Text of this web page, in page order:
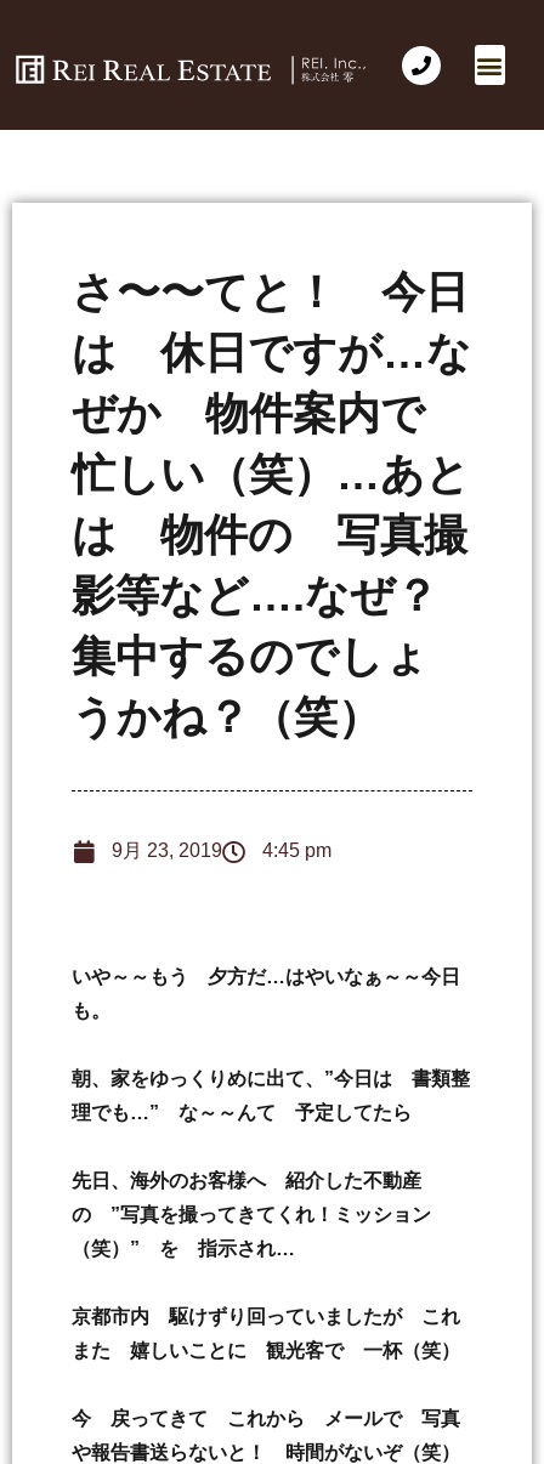
さ〜〜てと！ 今日
は 休日ですが…な
ぜか 物件案内で
忙しい（笑）…あと
は 物件の 写真撮
影等など….なぜ？
集中するのでしょ
うかね？（笑）
9月 23, 2019 4:45 pm
いや～～もう 夕方だ…はやいなぁ～～今日
も。
朝、家をゆっくりめに出て、”今日は 書類整
理でも…” な～～んて 予定してたら
先日、海外のお客様へ 紹介した不動産
の ”写真を撮ってきてくれ！ミッション
（笑）” を 指示され…
京都市内 駆けずり回っていましたが これ
また 嬉しいことに 観光客で 一杯（笑）
今 戻ってきて これから メールで 写真
や報告書送らないと！ 時間がないぞ（笑）